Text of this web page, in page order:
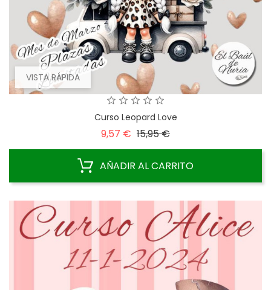
VISTA RÁPIDA
Curso Leopard Love
9,57 € Precio
15,95 €Precio
AÑADIR AL CARRITO